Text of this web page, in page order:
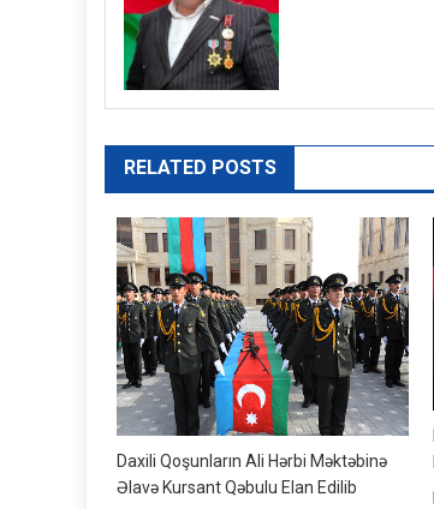
RELATED POSTS
Daxili Qoşunların Ali Hərbi Məktəbinə
Əlavə Kursant Qəbulu Elan Edilib